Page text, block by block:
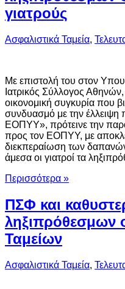
γιατρούς
Ασφαλιστικά Ταμεία,
Mε επιστολή του στον
Ιατρικός Σύλλογος
οικονομική συγκυρία που
συνδυασμό με την
ΕΟΠΥΥ», πρότεινε την
προς τον ΕΟΠΥΥ, με
διεκπεραίωση των
άμεσα οι γιατροί τα
Περισσότερα »
ΠΣΦ και
ληξιπρόθεσμων
Ταμείων
Ασφαλιστικά Ταμεία,